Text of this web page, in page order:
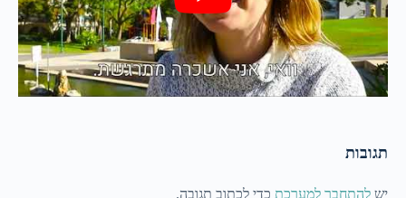
תגובות
יש להתחבר למערכת כדי לכתוב תגובה.